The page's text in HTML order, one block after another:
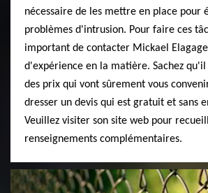
nécessaire de les mettre en place pour
problèmes d'intrusion. Pour faire ces
important de contacter Mickael
d'expérience en la matière. Sachez
des prix qui vont sûrement vous
dresser un devis qui est gratuit et sans
Veuillez visiter son site web pour
renseignements complémentaires.